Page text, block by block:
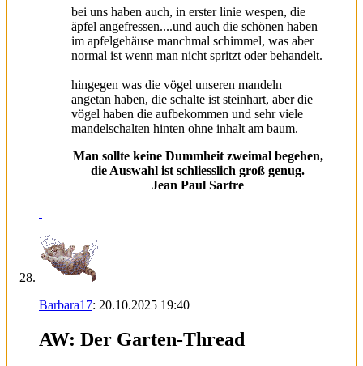
bei uns haben auch, in erster linie wespen, die
äpfel angefressen....und auch die schönen haben
im apfelgehäuse manchmal schimmel, was aber
normal ist wenn man nicht spritzt oder behandelt.
hingegen was die vögel unseren mandeln
angetan haben, die schalte ist steinhart, aber die
vögel haben die aufbekommen und sehr viele
mandelschalten hinten ohne inhalt am baum.
Man sollte keine Dummheit zweimal begehen,
die Auswahl ist schliesslich groß genug.
Jean Paul Sartre
Barbara17: 20.10.2025 19:40
AW: Der Garten-Thread